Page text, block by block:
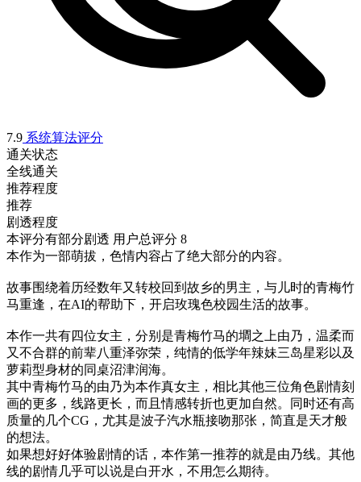
7.9 系统算法评分
通关状态
全线通关
推荐程度
推荐
剧透程度
本评分有部分剧透 用户总评分 8
本作为一部萌拔，色情内容占了绝大部分的内容。
故事围绕着历经数年又转校回到故乡的男主，与儿时的青梅竹
马重逢，在AI的帮助下，开启玫瑰色校园生活的故事。
本作一共有四位女主，分别是青梅竹马的墹之上由乃，温柔而
又不合群的前辈八重泽弥荣，纯情的低学年辣妹三岛星彩以及
萝莉型身材的同桌沼津润海。
其中青梅竹马的由乃为本作真女主，相比其他三位角色剧情刻
画的更多，线路更长，而且情感转折也更加自然。同时还有高
质量的几个CG，尤其是波子汽水瓶接吻那张，简直是天才般
的想法。
如果想好好体验剧情的话，本作第一推荐的就是由乃线。其他
线的剧情几乎可以说是白开水，不用怎么期待。